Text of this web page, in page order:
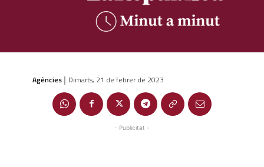
Agències | Dimarts, 21 de febrer de 2023
- Publicitat -